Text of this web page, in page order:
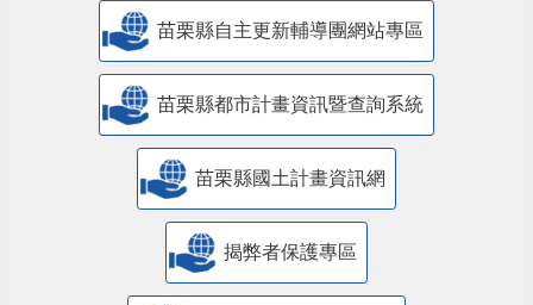
苗栗縣自主更新輔導團網站專區
苗栗縣都市計畫資訊暨查詢系統
苗栗縣國土計畫資訊網
揭弊者保護專區